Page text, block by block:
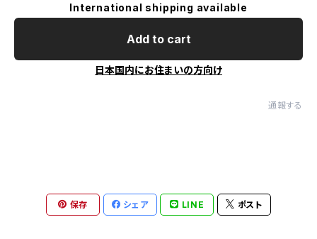
International shipping available
Add to cart
日本国内にお住まいの方向け
通報する
保存 シェア LINE ポスト